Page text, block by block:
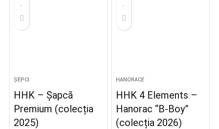
ȘEPCI
HHK – Șapcă
Premium (colecția
2025)
HANORACE
HHK 4 Elements –
Hanorac “B-Boy”
(colecția 2026)